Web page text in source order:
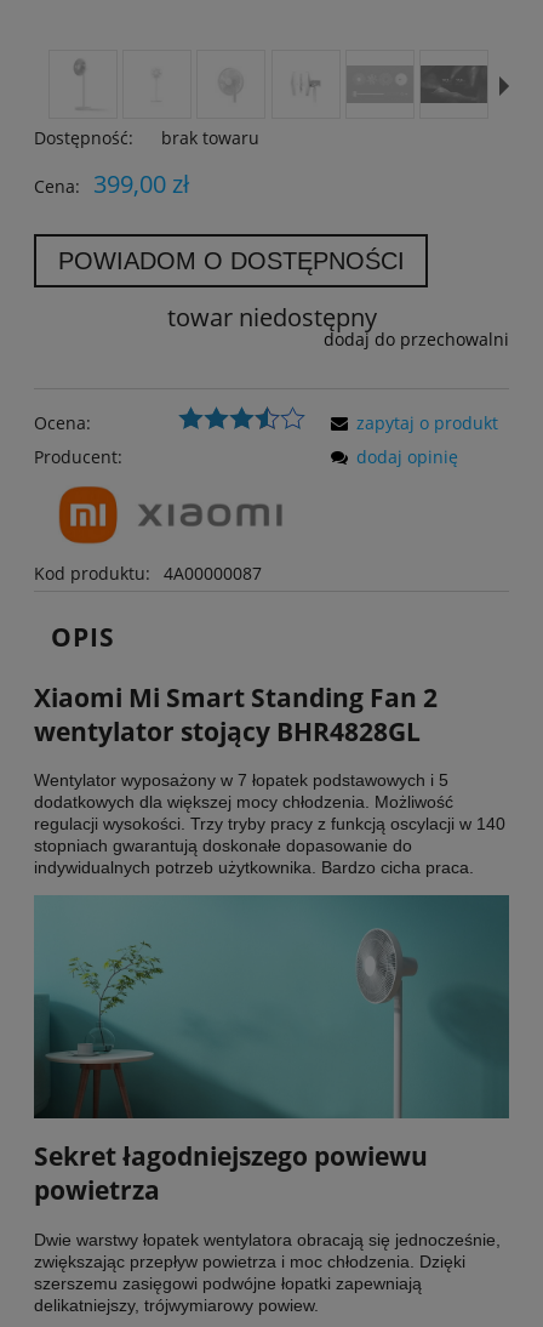
Dostępność: brak towaru
Cena: 399,00 zł
POWIADOM O DOSTĘPNOŚCI
towar niedostępny
dodaj do przechowalni
Ocena:
Producent:
Kod produktu: 4A00000087
zapytaj o produkt
dodaj opinię
OPIS
Xiaomi Mi Smart Standing Fan 2
wentylator stojący BHR4828GL
Wentylator wyposażony w 7 łopatek podstawowych i 5
dodatkowych dla większej mocy chłodzenia. Możliwość
regulacji wysokości. Trzy tryby pracy z funkcją oscylacji w 140
stopniach gwarantują doskonałe dopasowanie do
indywidualnych potrzeb użytkownika. Bardzo cicha praca.
Sekret łagodniejszego powiewu
powietrza
Dwie warstwy łopatek wentylatora obracają się jednocześnie,
zwiększając przepływ powietrza i moc chłodzenia. Dzięki
szerszemu zasięgowi podwójne łopatki zapewniają
delikatniejszy, trójwymiarowy powiew.